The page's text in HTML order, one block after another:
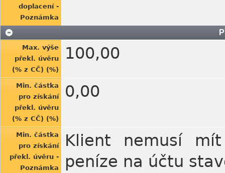
doplacení -
Poznámka
Max. výše
překl. úvěru
(% z CČ) (%)
100,00
Min. částka
pro získání
překl. úvěru
(% z CČ) (%)
0,00
Min. částka
pro získání
překl. úvěru -
Poznámka
Klient nemusí
peníze na účtu